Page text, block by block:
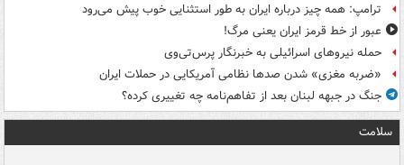
ترامپ: همه چیز درباره ایران به طور استثنایی خوب پیش می‌رود
عبور از خط قرمز ایران یعنی مرگ!
حمله نیروهای اسرائیلی به خبرنگار پرس‌تی‌وی
«ضربه مغزی» شدن صدها نظامی آمریکایی در حملات ایران
جنگ در جبهه لبنان بعد از تفاهم‌نامه چه تغییری کرده؟
سلامت